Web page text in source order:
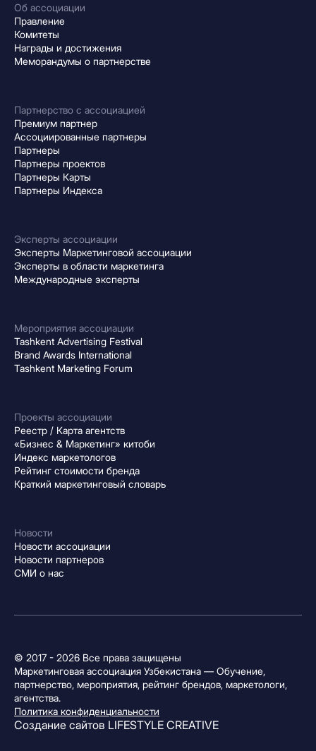
Об ассоциации
Правление
Комитеты
Награды и достижения
Меморандумы о партнерстве
Партнерство с ассоциацией
Премиум партнер
Ассоциированные партнеры
Партнеры
Партнеры проектов
Партнеры Карты
Партнеры Индекса
Эксперты ассоциации
Эксперты Маркетинговой ассоциации
Эксперты в области маркетинга
Международные эксперты
Мероприятия ассоциации
Tashkent Advertising Festival
Brand Awards International
Tashkent Marketing Forum
Проекты ассоциации
Реестр / Карта агентств
«Бизнес & Маркетинг» китоби
Индекс маркетологов
Рейтинг стоимости бренда
Краткий маркетинговый словарь
Новости
Новости ассоциации
Новости партнеров
СМИ о нас
© 2017 - 2026 Все права защищены
Маркетинговая ассоциация Узбекистана — Обучение,
партнерство, мероприятия, рейтинг брендов, маркетологи,
агентства.
Политика конфиденциальности
Создание сайтов LIFESTYLE CREATIVE